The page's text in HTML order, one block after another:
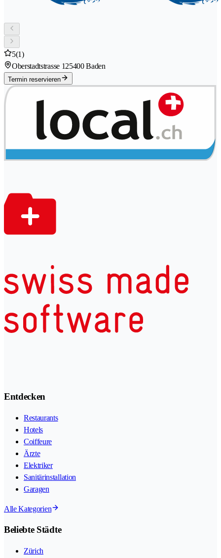
5(1)
Oberstadtstrasse 125400 Baden
Termin reservieren
Entdecken
Restaurants
Hotels
Coiffeure
Ärzte
Elektriker
Sanitärinstallation
Garagen
Alle Kategorien
Beliebte Städte
Zürich